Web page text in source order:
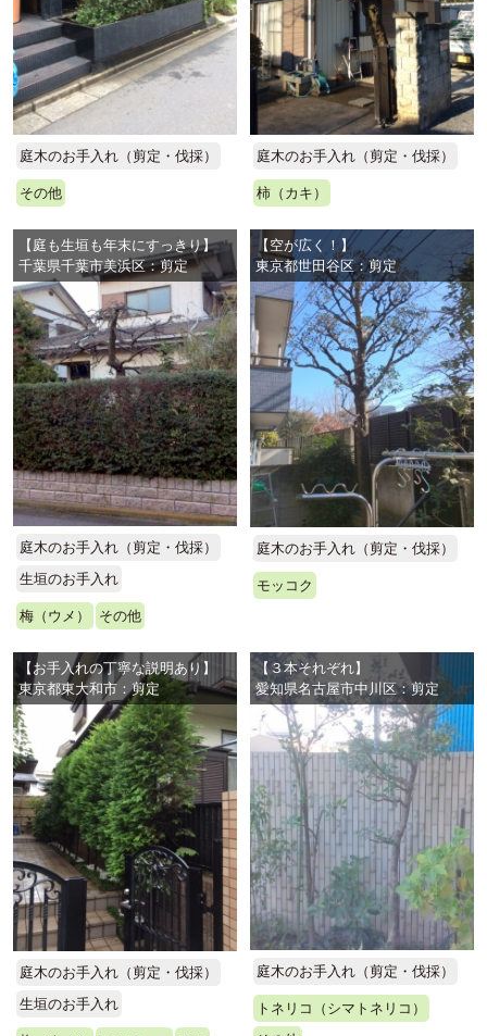
庭木のお手入れ（剪定・伐採）
その他
庭木のお手入れ（剪定・伐採）
柿（カキ）
【庭も生垣も年末にすっきり】
千葉県千葉市美浜区：剪定
庭木のお手入れ（剪定・伐採）
生垣のお手入れ
梅（ウメ） その他
【空が広く！】
東京都世田谷区：剪定
庭木のお手入れ（剪定・伐採）
モッコク
【お手入れの丁寧な説明あり】
東京都東大和市：剪定
庭木のお手入れ（剪定・伐採）
生垣のお手入れ
【３本それぞれ】
愛知県名古屋市中川区：剪定
庭木のお手入れ（剪定・伐採）
トネリコ（シマトネリコ）